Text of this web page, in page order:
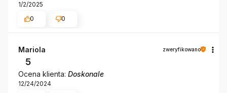
1/2/2025
0
0
Mariola zweryfikowano
5
Ocena klienta: Doskonale
12/24/2024